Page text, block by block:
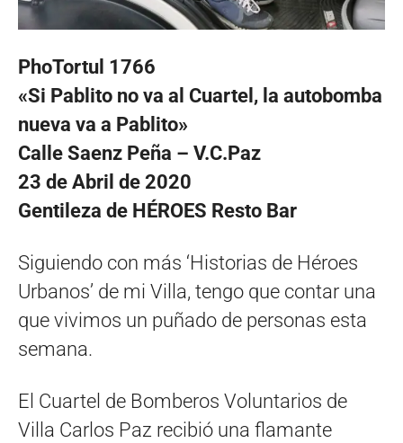
PhoTortul 1766
«Si Pablito no va al Cuartel, la autobomba
nueva va a Pablito»
Calle Saenz Peña – V.C.Paz
23 de Abril de 2020
Gentileza de HÉROES Resto Bar
Siguiendo con más ‘Historias de Héroes
Urbanos’ de mi Villa, tengo que contar una
que vivimos un puñado de personas esta
semana.
El Cuartel de Bomberos Voluntarios de
Villa Carlos Paz recibió una flamante